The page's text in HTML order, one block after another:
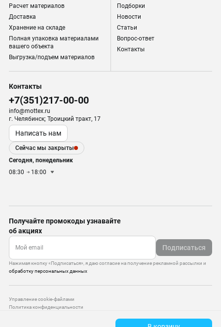
Расчет материалов
Доставка
Хранение на складе
Полная упаковка материалами
вашего объекта
Выгрузка/подъем материалов
Подборки
Новости
Статьи
Вопрос-ответ
Контакты
Контакты
+7(351)217-00-00
info@mottex.ru
г. Челябинск; Троицкий тракт, 17
Написать нам
Сейчас мы закрыты
Сегодня, понедельник
08:30
18:00
Получайте промокоды узнавайте
об акциях
Подписаться
Нажимая кнопку «Подписаться», я даю согласие на получение рекламной рассылки и
обработку персональных данных
Управление cookie-файлами
Политика конфиденциальности